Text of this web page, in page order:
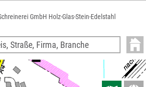
GmbH Holz-Glas-Stein-Edelstahl